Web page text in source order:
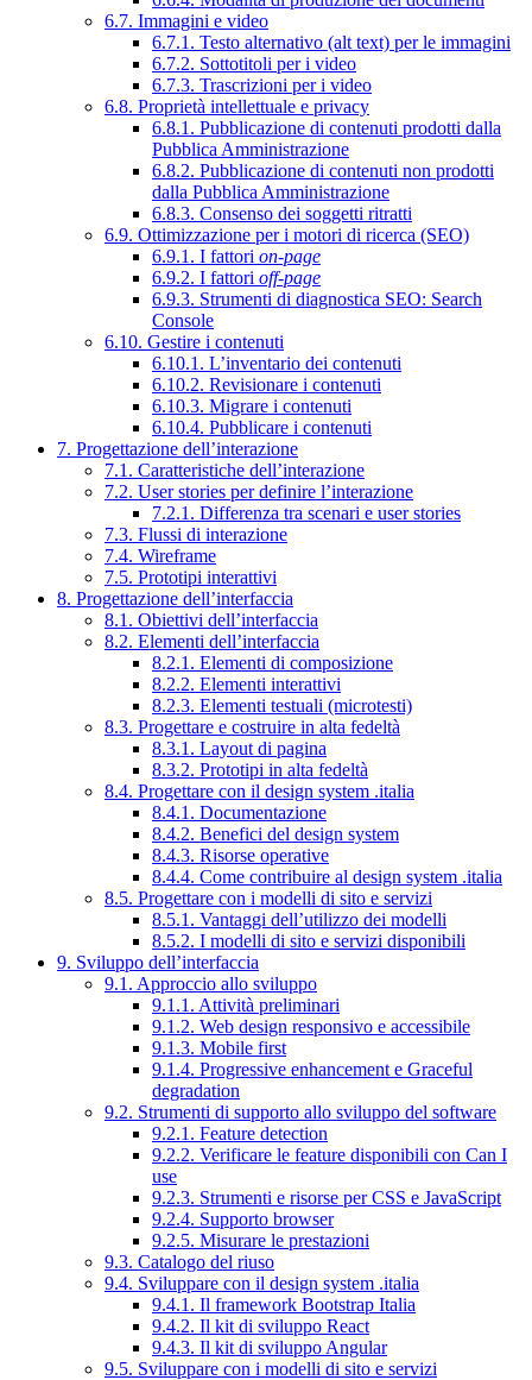
6.7. Immagini e video
6.7.1. Testo alternativo (alt text) per le immagini
6.7.2. Sottotitoli per i video
6.7.3. Trascrizioni per i video
6.8. Proprietà intellettuale e privacy
6.8.1. Pubblicazione di contenuti prodotti dalla
Pubblica Amministrazione
6.8.2. Pubblicazione di contenuti non prodotti
dalla Pubblica Amministrazione
6.8.3. Consenso dei soggetti ritratti
6.9. Ottimizzazione per i motori di ricerca (SEO)
6.9.1. I fattori on-page
6.9.2. I fattori off-page
6.9.3. Strumenti di diagnostica SEO: Search
Console
6.10. Gestire i contenuti
6.10.1. L’inventario dei contenuti
6.10.2. Revisionare i contenuti
6.10.3. Migrare i contenuti
6.10.4. Pubblicare i contenuti
7. Progettazione dell’interazione
7.1. Caratteristiche dell’interazione
7.2. User stories per definire l’interazione
7.2.1. Differenza tra scenari e user stories
7.3. Flussi di interazione
7.4. Wireframe
7.5. Prototipi interattivi
8. Progettazione dell’interfaccia
8.1. Obiettivi dell’interfaccia
8.2. Elementi dell’interfaccia
8.2.1. Elementi di composizione
8.2.2. Elementi interattivi
8.2.3. Elementi testuali (microtesti)
8.3. Progettare e costruire in alta fedeltà
8.3.1. Layout di pagina
8.3.2. Prototipi in alta fedeltà
8.4. Progettare con il design system .italia
8.4.1. Documentazione
8.4.2. Benefici del design system
8.4.3. Risorse operative
8.4.4. Come contribuire al design system .italia
8.5. Progettare con i modelli di sito e servizi
8.5.1. Vantaggi dell’utilizzo dei modelli
8.5.2. I modelli di sito e servizi disponibili
9. Sviluppo dell’interfaccia
9.1. Approccio allo sviluppo
9.1.1. Attività preliminari
9.1.2. Web design responsivo e accessibile
9.1.3. Mobile first
9.1.4. Progressive enhancement e Graceful
degradation
9.2. Strumenti di supporto allo sviluppo del software
9.2.1. Feature detection
9.2.2. Verificare le feature disponibili con Can I
use
9.2.3. Strumenti e risorse per CSS e JavaScript
9.2.4. Supporto browser
9.2.5. Misurare le prestazioni
9.3. Catalogo del riuso
9.4. Sviluppare con il design system .italia
9.4.1. Il framework Bootstrap Italia
9.4.2. Il kit di sviluppo React
9.4.3. Il kit di sviluppo Angular
9.5. Sviluppare con i modelli di sito e servizi